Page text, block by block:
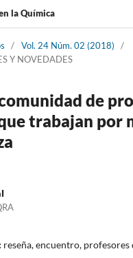
la Química
/ Vol. 24 Núm. 02 (2018)
/
Y NOVEDADES
de
trabajan por
reseña, encuentro, profesores